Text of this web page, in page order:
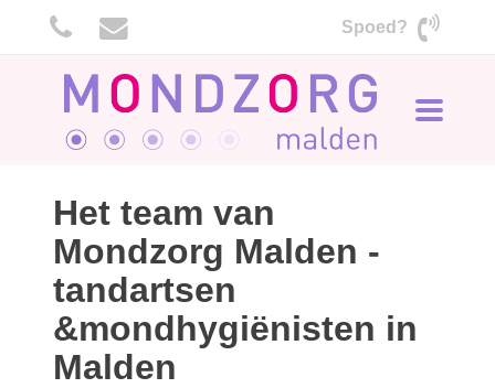
Spoed?
Toggle
Home Onze praktijk Ons team
Het team van
Mondzorg Malden -
tandartsen
&mondhygiënisten in
Malden